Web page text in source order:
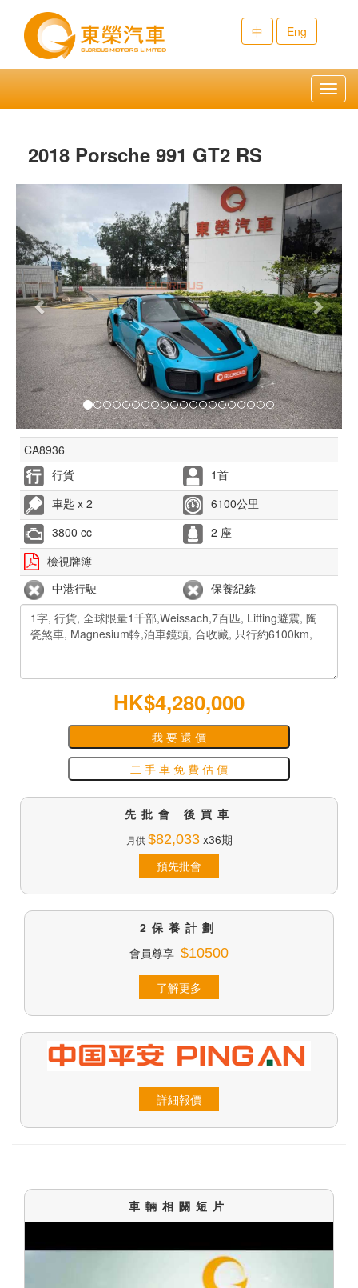
中 Eng
2018 Porsche 991 GT2 RS
Previous Next
CA8936
行貨
1首
車匙 x 2
6100公里
3800 cc
2 座
檢視牌簿
中港行駛
保養紀錄
HK$4,280,000
我 要 還 價
二 手 車 免 費 估 價
先批會 後買車
月供$82,033x36期
預先批會
2保養計劃
會員尊享 $10500
了解更多
詳細報價
車輛相關短片